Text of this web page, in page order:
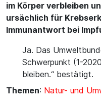
im Körper verbleiben
ursächlich für
Immunantwort bei
Ja. Das
Schwerpunkt (1-
bleiben.“ bestätigt.
Themen: Natur- und